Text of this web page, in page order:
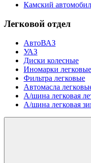
Камский
Легковой отдел
АвтоВАЗ
УАЗ
Диски колесные
Иномарки легковые
Фильтра легковые
Автомасла
А/шина легковая
А/шина легковая